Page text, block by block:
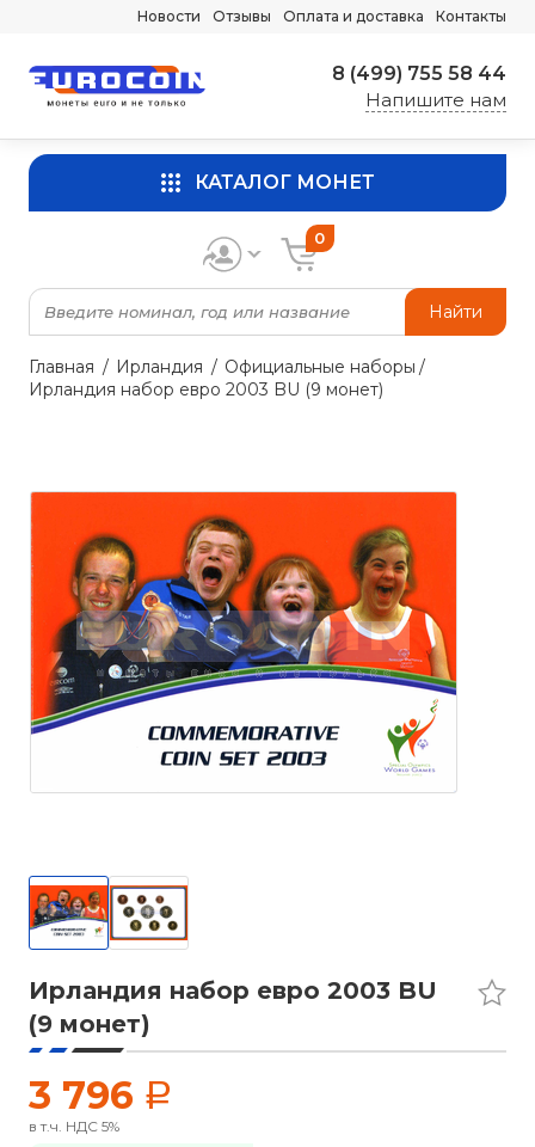
Новости Отзывы Оплата и доставка Контакты
8 (499) 755 58 44
Напишите нам
КАТАЛОГ МОНЕТ
Найти
0
Главная Ирландия
Официальные наборы
Ирландия набор евро 2003 BU (9 монет)
Ирландия набор евро 2003 BU
(9 монет)
3 796 a
в т.ч. НДС 5%